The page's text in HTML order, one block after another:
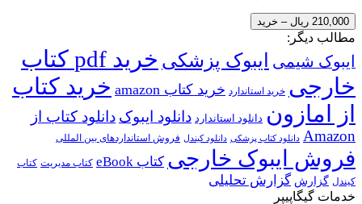
210,000 ریال – خرید
مطالب دیگر:
ایبوک شیمی ایبوک پزشکی
خرید pdf کتاب
خارجی خرید استاندارد خرید کتاب amazon
خرید کتاب
از امازون دانلود استاندارد دانلود ایبوک دانلود کتاب از
Amazon دانلود کتاب پزشکی دانلود کیندل فروش استانداردهای بین المللی
فروش ایبوک خارجی کتاب eBook کتاب مدیریت کتاب
کیندل گزارش گزارش تحلیلی
خدمات گیگاپیپر